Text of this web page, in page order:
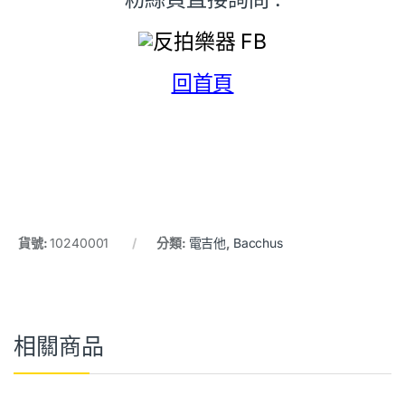
回首頁
貨號:10240001 分類: 電吉他, Bacchus
相關商品